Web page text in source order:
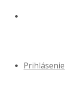
Prihlásenie